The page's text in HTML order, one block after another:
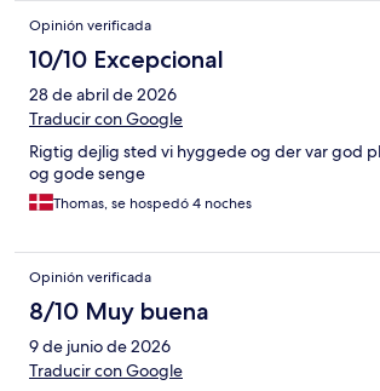
Opinión verificada
10/10 Excepcional
28 de abril de 2026
Traducir con Google
Rigtig dejlig sted vi hyggede og der var god
og gode senge
Thomas, se hospedó 4 noches
Opinión verificada
8/10 Muy buena
9 de junio de 2026
Traducir con Google